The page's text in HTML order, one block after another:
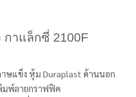
าแล็กซี่ 2100F
ษแข็ง หุ้ม Duraplast ด้านนอก
มพ์ลายกราฟฟิค